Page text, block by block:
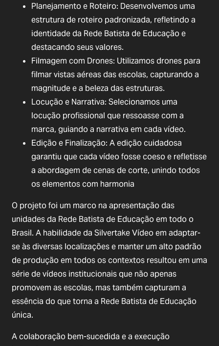
Planejamento e Roteiro: Desenvolvemos uma
estrutura de roteiro padronizada, refletindo a
identidade da Rede Batista de Educação e
destacando seus valores.
Filmagem com Drones: Utilizamos drones para
filmar vistas aéreas das escolas, capturando a
magnitude e a beleza das estruturas.
Locução e Narrativa: Selecionamos uma
locução profissional que ressoasse com a
marca, guiando a narrativa em cada vídeo.
Edição e Finalização: A edição cuidadosa
garantiu que cada vídeo fosse coeso e refletisse
a abordagem de cenas de corte, unindo todos
os elementos com harmonia
O projeto foi um marco na apresentação das
unidades da Rede Batista de Educação em todo o
Brasil. A habilidade da Silvertake Vídeo em adaptar-
se às diversas localizações e manter um alto padrão
de produção em todos os contextos resultou em uma
série de vídeos institucionais que não apenas
promovem as escolas, mas também capturam a
essência do que torna a Rede Batista de Educação
única.
A colaboração bem-sucedida e a execução